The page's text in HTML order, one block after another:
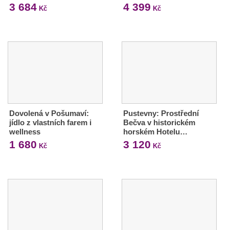
3 684 Kč 4 399 Kč
Dovolená v Pošumaví:
jídlo z vlastních farem i
wellness
1 680 Kč
Pustevny: Prostřední
Bečva v historickém
horském Hotelu…
3 120 Kč